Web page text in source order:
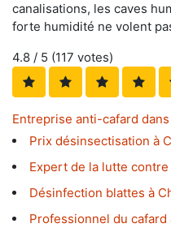
canalisations, les caves
forte humidité ne volent
4.8 / 5 (117 votes)
Entreprise anti-cafard
Prix désinsectisation à
Expert de la lutte
Désinfection blattes à
Professionnel du cafard